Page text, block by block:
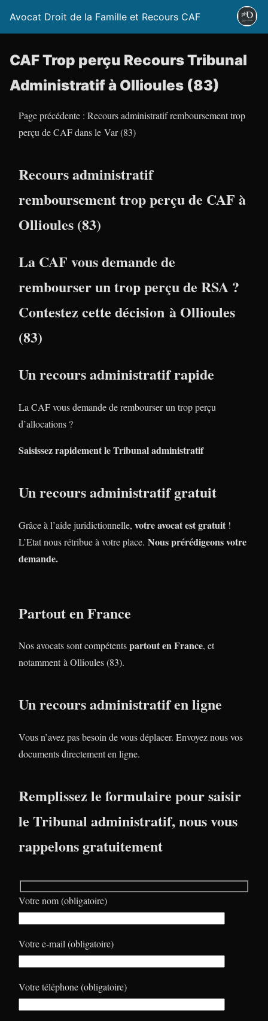
Avocat Droit de la Famille et Recours CAF
CAF Trop perçu Recours Tribunal
Administratif à Ollioules (83)
Page précédente : Recours administratif remboursement trop
perçu de CAF dans le Var (83)
Recours administratif
remboursement trop perçu de CAF à
Ollioules (83)
La CAF vous demande de
rembourser un trop perçu de RSA ?
Contestez cette décision à Ollioules
(83)
Un recours administratif rapide
La CAF vous demande de rembourser un trop perçu
d’allocations ?
Saisissez rapidement le Tribunal administratif
Un recours administratif gratuit
Grâce à l’aide juridictionnelle, votre avocat est gratuit !
L’Etat nous rétribue à votre place. Nous prérédigeons votre
demande.
Partout en France
Nos avocats sont compétentspartout en France, et
notamment à Ollioules (83).
Un recours administratif en ligne
Vous n’avez pas besoin de vous déplacer. Envoyez nous vos
documents directement en ligne.
Remplissez le formulaire pour saisir
le Tribunal administratif, nous vous
rappelons gratuitement
Votre nom (obligatoire)
Votre e-mail (obligatoire)
Votre téléphone (obligatoire)